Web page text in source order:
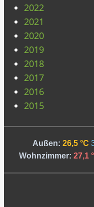
2022
2021
2020
2019
2018
2017
2016
2015
Außen: 26,5 °C
Wohnzimmer: 27,1